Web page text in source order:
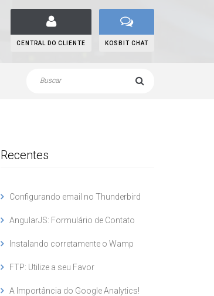
CENTRAL DO CLIENTE KOSBIT CHAT
Recentes
Configurando email no Thunderbird
AngularJS: Formulário de Contato
Instalando corretamente o Wamp
FTP: Utilize a seu Favor
A Importância do Google Analytics!